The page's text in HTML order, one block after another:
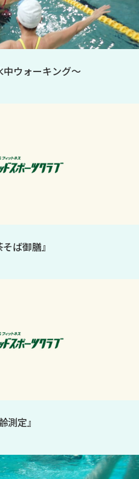
ウォーキング～
ば御膳』
定』